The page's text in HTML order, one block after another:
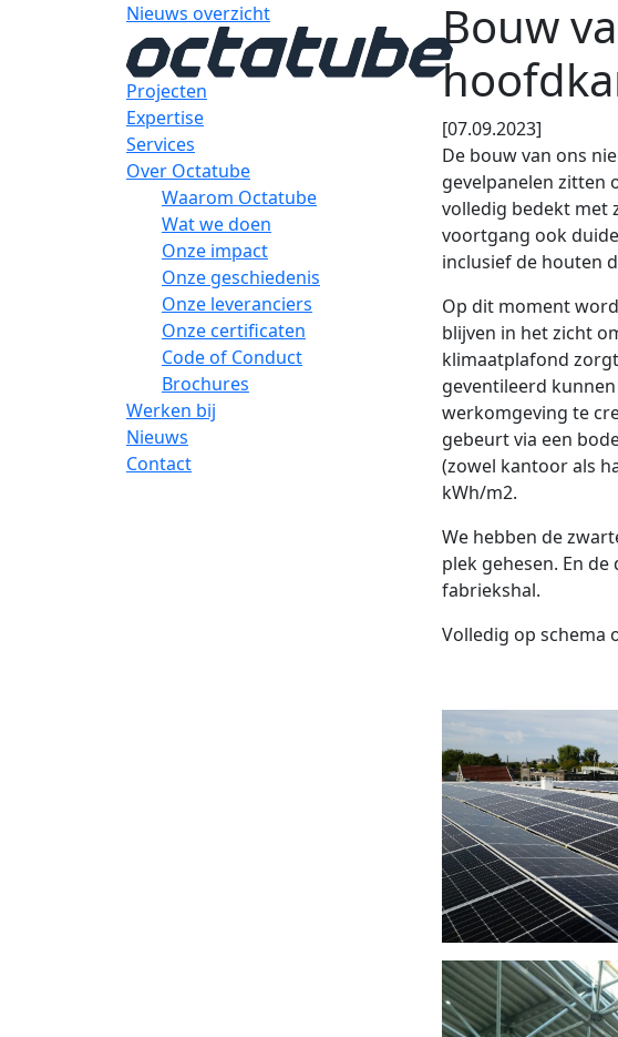
Projecten
Expertise
Services
Over Octatube
Waarom Octatube
Wat we doen
Onze impact
Onze geschiedenis
Onze leveranciers
Onze certificaten
Code of Conduct
Brochures
Werken bij
Nieuws
Contact
Nieuws overzicht
Bouw
[07.09.2023]
De bouw van ons
gevelpanelen zitten
volledig bedekt met
voortgang ook
inclusief de houten
Op dit moment
blijven in het zicht
klimaatplafond
geventileerd
werkomgeving te
gebeurt via een
(zowel kantoor als
kWh/m2.
We hebben de
plek gehesen. En
fabriekshal.
Volledig op schema